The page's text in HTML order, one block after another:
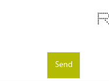
*
*
*
*
*